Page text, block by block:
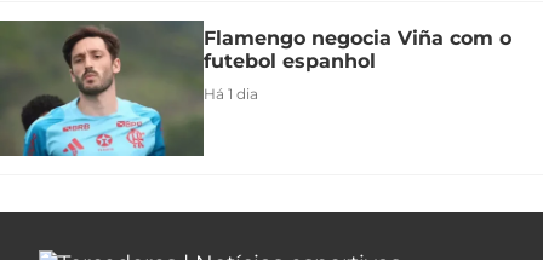
Flamengo negocia Viña com o
futebol espanhol
Há 1 dia